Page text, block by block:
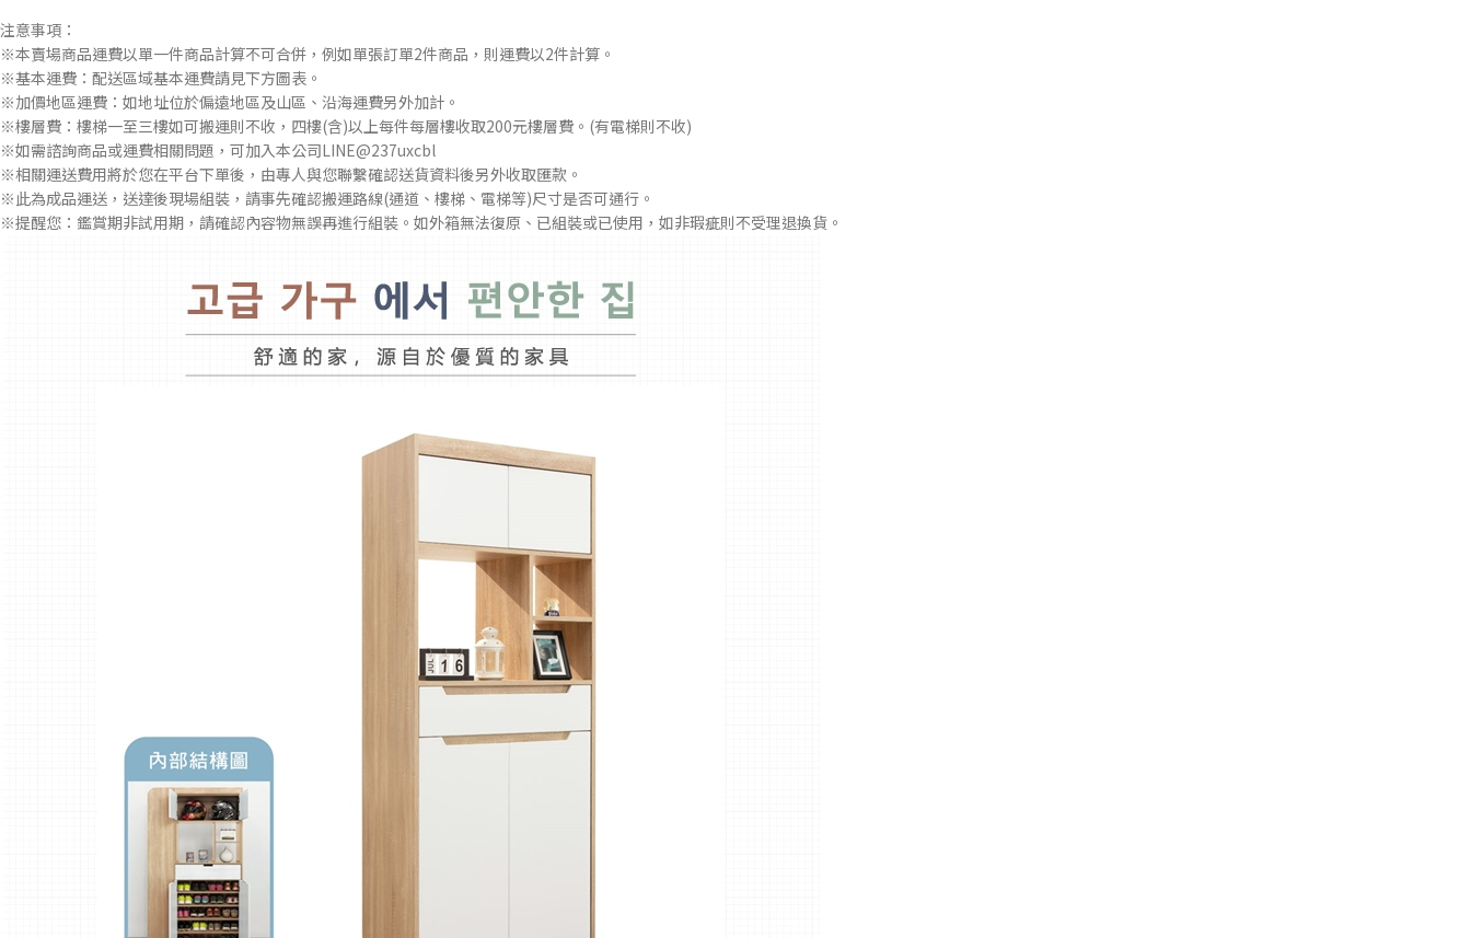
注意事項：
※本賣場商品運費以單一件商品計算不可合併，例如單張訂單2件商品，則運費以2件計算。
※基本運費：配送區域基本運費請見下方圖表。
※加價地區運費：如地址位於偏遠地區及山區、沿海運費另外加計。
※樓層費：樓梯一至三樓如可搬運則不收，四樓(含)以上每件每層樓收取200元樓層費。(有電梯則不收)
※如需諮詢商品或運費相關問題，可加入本公司LINE@237uxcbl
※相關運送費用將於您在平台下單後，由專人與您聯繫確認送貨資料後另外收取匯款。
※此為成品運送，送達後現場組裝，請事先確認搬運路線(通道、樓梯、電梯等)尺寸是否可通行。
※提醒您：鑑賞期非試用期，請確認內容物無誤再進行組裝。如外箱無法復原、已組裝或已使用，如非瑕疵則不受理退換貨。